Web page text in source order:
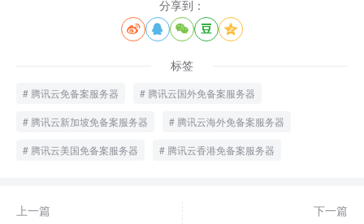
分享到：
    
标签
腾讯云免备案服务器 腾讯云国外免备案服务器
腾讯云新加坡免备案服务器 腾讯云海外免备案服务器
腾讯云美国免备案服务器 腾讯云香港免备案服务器
上一篇
下一篇